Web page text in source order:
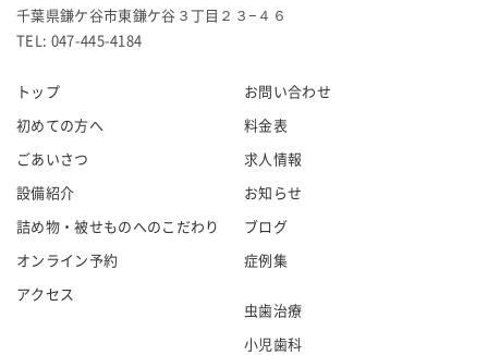
千葉県鎌ケ谷市東鎌ケ谷３丁目２３−４６
TEL: 047-445-4184
トップ
初めての方へ
ごあいさつ
設備紹介
詰め物・被せものへのこだわり
オンライン予約
アクセス
お問い合わせ
料金表
求人情報
お知らせ
ブログ
症例集
虫歯治療
小児歯科